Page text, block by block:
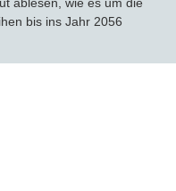
ablesen, wie es um die
bis ins Jahr 2056